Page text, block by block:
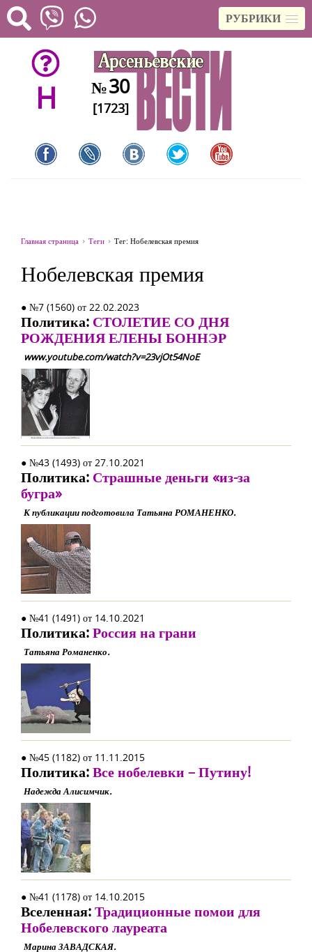
РУБРИКИ
H №30
[1723]
Главная страница Теги Тег: Нобелевская премия
Нобелевская премия
● №7 (1560) от 22.02.2023
Политика: СТОЛЕТИЕ СО ДНЯ
РОЖДЕНИЯ ЕЛЕНЫ БОННЭР
www.youtube.com/watch?v=23vjOt54NoE
● №43 (1493) от 27.10.2021
Политика: Страшные деньги «из-за
бугра»
К публикации подготовила Татьяна РОМАНЕНКО.
● №41 (1491) от 14.10.2021
Политика:Россия на грани
Татьяна Романенко.
● №45 (1182) от 11.11.2015
Политика:Все нобелевки – Путину!
Надежда Алисимчик.
● №41 (1178) от 14.10.2015
Вселенная:Традиционные помои для
Нобелевского лауреата
Марина ЗАВАДСКАЯ.